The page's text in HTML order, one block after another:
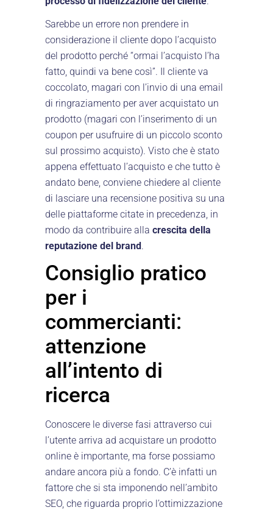
Sarebbe un errore non prendere in
considerazione il cliente dopo l’acquisto
del prodotto perché “ormai l’acquisto l’ha
fatto, quindi va bene così”. Il cliente va
coccolato, magari con l’invio di una email
di ringraziamento per aver acquistato un
prodotto (magari con l’inserimento di un
coupon per usufruire di un piccolo sconto
sul prossimo acquisto). Visto che è stato
appena effettuato l’acquisto e che tutto è
andato bene, conviene chiedere al cliente
di lasciare una recensione positiva su una
delle piattaforme citate in precedenza, in
modo da contribuire alla crescita della
reputazione del brand .
Consiglio pratico
per i
commercianti:
attenzione
all’intento di
ricerca
Conoscere le diverse fasi attraverso cui
l’utente arriva ad acquistare un prodotto
online è importante, ma forse possiamo
andare ancora più a fondo. C’è infatti un
fattore che si sta imponendo nell’ambito
SEO, che riguarda proprio l’ottimizzazione